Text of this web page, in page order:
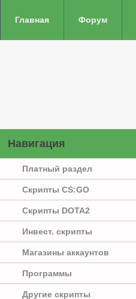
Главная Форум
Навигация
Платный раздел
Скрипты CS:GO
Скрипты DOTA2
Инвест. скрипты
Магазины аккаунтов
Программы
Другие скрипты